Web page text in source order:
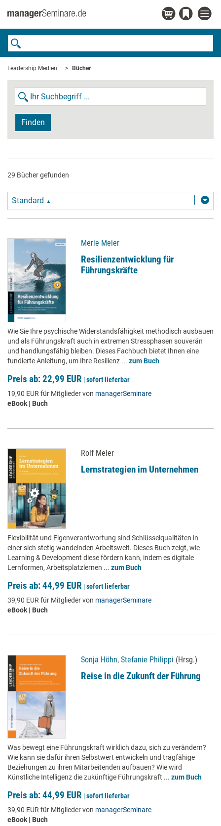
Leadership Medien Bücher
Finden
29 Bücher gefunden
Standard ▲
Merle Meier
Resilienzentwicklung für
Führungskräfte
Wie Sie Ihre psychische Widerstandsfähigkeit methodisch ausbauen
und als Führungskraft auch in extremen Stressphasen souverän
und handlungsfähig bleiben. Dieses Fachbuch bietet Ihnen eine
fundierte Anleitung, um Ihre Resilienz ... zum Buch
Preis ab: 22,99 EUR |sofort lieferbar
19,90 EUR für Mitglieder von managerSeminare
eBook | Buch
Rolf Meier
Lernstrategien im Unternehmen
Flexibilität und Eigenverantwortung sind Schlüsselqualitäten in
einer sich stetig wandelnden Arbeitswelt. Dieses Buch zeigt, wie
Learning & Development diese fördern kann, indem es digitale
Lernformen, Arbeitsplatzlernen ... zum Buch
Preis ab: 44,99 EUR |sofort lieferbar
39,90 EUR für Mitglieder von managerSeminare
eBook | Buch
Sonja Höhn,Stefanie Philippi (Hrsg.)
Reise in die Zukunft der Führung
Was bewegt eine Führungskraft wirklich dazu, sich zu verändern?
Wie kann sie dafür ihren Selbstwert entwickeln und tragfähige
Beziehungen zu ihren Mitarbeitenden aufbauen? Wie wird
Künstliche Intelligenz die zukünftige Führungskraft ... zum Buch
Preis ab: 44,99 EUR |sofort lieferbar
39,90 EUR für Mitglieder von managerSeminare
eBook | Buch